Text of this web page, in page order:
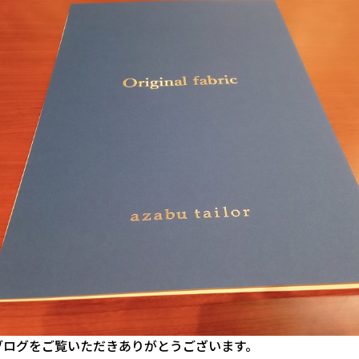
グをご覧いただきありがとうございます。